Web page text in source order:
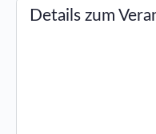
Details zum